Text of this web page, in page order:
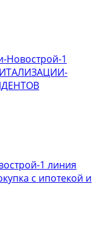
Новострой-1
1 линия
с ипотекой и